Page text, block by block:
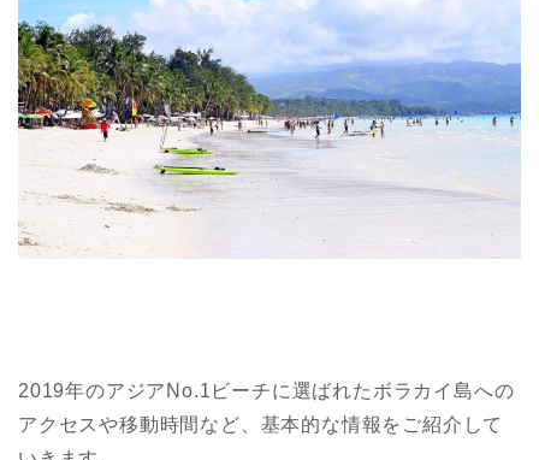
2019年のアジアNo.1ビーチに選ばれたボラカイ島への
アクセスや移動時間など、基本的な情報をご紹介して